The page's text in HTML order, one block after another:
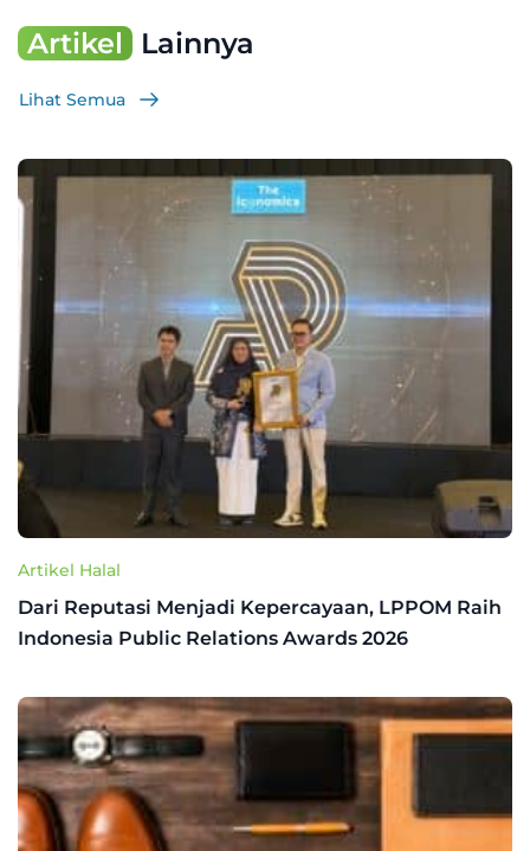
Artikel Lainnya
Lihat Semua
Artikel Halal
Dari Reputasi Menjadi Kepercayaan, LPPOM Raih
Indonesia Public Relations Awards 2026